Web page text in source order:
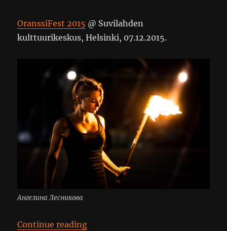
OranssiFest 2015 @ Suvilahden
kulttuurikeskus, Helsinki, 07.12.2015.
Ангелина Лесникова
Continue reading“An @ OranssiFest 2015”